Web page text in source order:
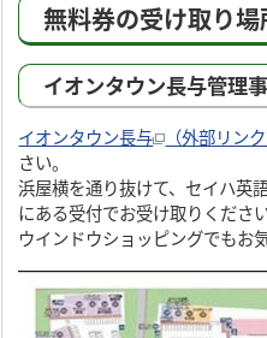
無料券の受け取り場
イオンタウン長与管理
イオンタウン長与 （外部リンク
さい。
浜屋横を通り抜けて、セイハ英
にある受付でお受け取りください
ウインドウショッピングでも